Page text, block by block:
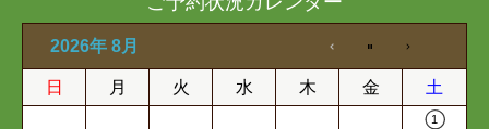
2026年 8月
日 月 火 水 木 金 土
1